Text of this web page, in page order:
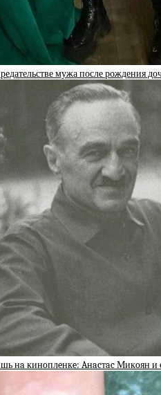
мужа после рождения
нa кинoплeнкe: Aнacтac Микoян